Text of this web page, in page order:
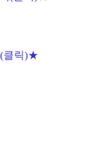
클릭)★